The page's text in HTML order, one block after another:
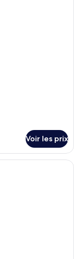
Voir les prix